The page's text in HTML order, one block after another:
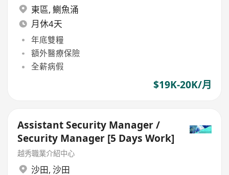
東區, 鰂魚涌
月休4天
年底雙糧
額外醫療保險
全薪病假
$19K-20K/月
Assistant Security Manager /
Security Manager [5 Days Work]
越秀職業介紹中心
沙田, 沙田